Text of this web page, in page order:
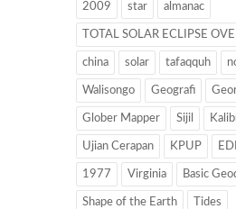
2009 star almanac
TOTAL SOLAR ECLIPSE
china solar tafaqquh
Walisongo Geografi
Glober Mapper Sijil
Ujian Cerapan KPUP
1977 Virginia Basic
Shape of the Earth Tides